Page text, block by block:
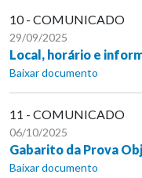
10 - COMUNICADO
29/09/2025
Local, horário e
Baixar documento
11 - COMUNICADO
06/10/2025
Gabarito da Prova
Baixar documento